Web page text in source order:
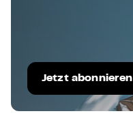
Jetzt abonnieren